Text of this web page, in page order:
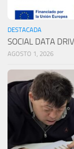
DESTACADA
SOCIAL DATA
AGOSTO 1, 2026